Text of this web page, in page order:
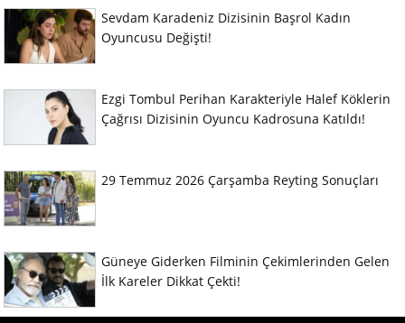
Sevdam Karadeniz Dizisinin Başrol Kadın
Oyuncusu Değişti!
Ezgi Tombul Perihan Karakteriyle Halef Köklerin
Çağrısı Dizisinin Oyuncu Kadrosuna Katıldı!
29 Temmuz 2026 Çarşamba Reyting Sonuçları
Güneye Giderken Filminin Çekimlerinden Gelen
İlk Kareler Dikkat Çekti!